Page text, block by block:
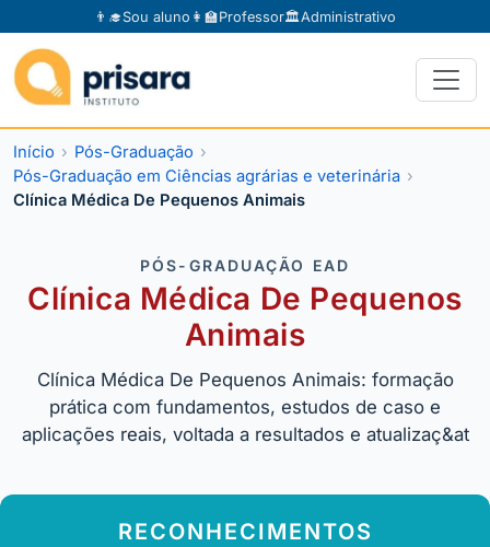
👨‍🎓Sou aluno 👩‍🏫Professor🏛️Administrativo
Início
Pós-Graduação
Pós-Graduação em Ciências agrárias e veterinária
Clínica Médica De Pequenos Animais
PÓS-GRADUAÇÃO EAD
Clínica Médica De Pequenos
Animais
Clínica Médica De Pequenos Animais: formação
prática com fundamentos, estudos de caso e
aplicações reais, voltada a resultados e atualizaç&at
RECONHECIMENTOS